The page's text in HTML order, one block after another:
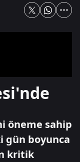
öneme sahip
gün boyunca
kritik